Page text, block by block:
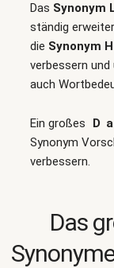
Das Synonym
ständig
die Synonym
verbessern und
auch
Ein großes
Synonym
verbessern.
Das